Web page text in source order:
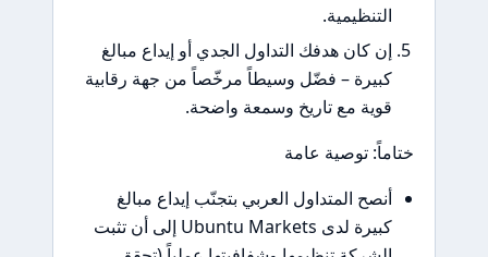
التنظيمية.
إن كان هدفك التداول الجدي أو إيداع مبالغ
كبيرة – فضّل وسيطاً مرخّصاً من جهة رقابية
قوية مع تاريخ وسمعة واضحة.
ختاماً: توصية عامة
أنصح المتداول العربي بتجنّب إيداع مبالغ
كبيرة لدى Ubuntu Markets إلى أن تثبت